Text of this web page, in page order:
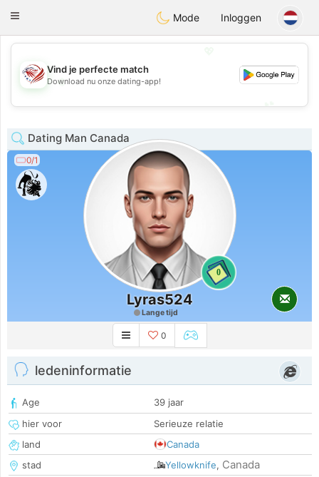
StatesDating
Toggle
Mode Inloggen
💖
Vind je perfecte match
Download nu onze dating-app!
Dating Man Canada
0/1
0
Lyras524
Lange tijd
0
ledeninformatie
Age
39 jaar
hier voor
Serieuze relatie
land
Canada
stad
Yellowknife, Canada